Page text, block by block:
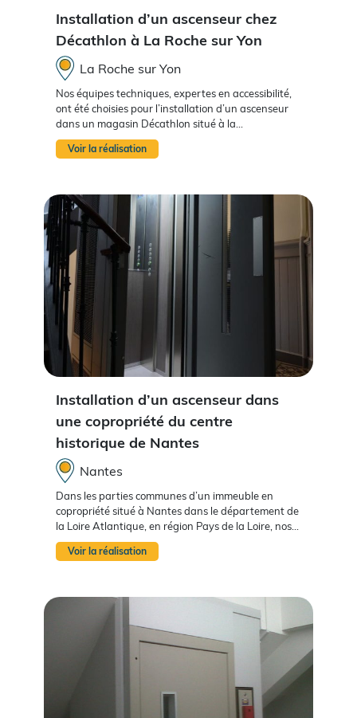
Installation d’un ascenseur chez
Décathlon à La Roche sur Yon
La Roche sur Yon
Nos équipes techniques, expertes en accessibilité,
ont été choisies pour l’installation d’un ascenseur
dans un magasin Décathlon situé à la...
Voir la réalisation
Installation d’un ascenseur dans
une copropriété du centre
historique de Nantes
Nantes
Dans les parties communes d’un immeuble en
copropriété situé à Nantes dans le département de
la Loire Atlantique, en région Pays de la Loire, nos...
Voir la réalisation